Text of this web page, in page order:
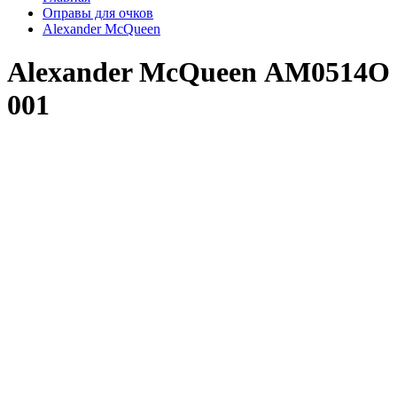
Оправы для очков
Alexander McQueen
Alexander McQueen АМ0514O
001